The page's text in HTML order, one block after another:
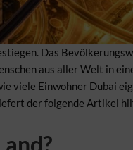
Das
aus aller Welt in
viele Einwohner Dubai
der folgende Artikel